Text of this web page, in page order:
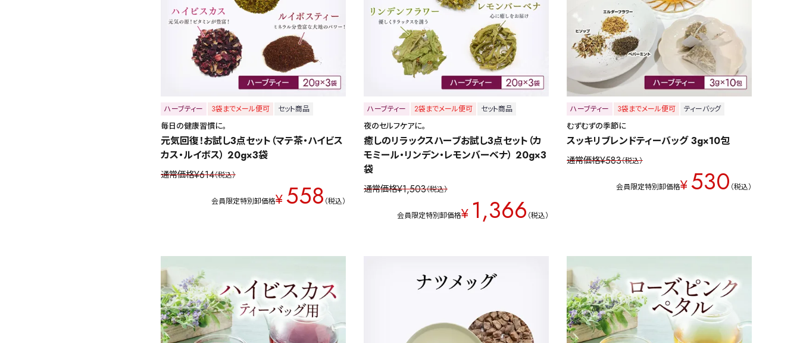
詳細検索
キーワードで探す
お試しルイボスカモミール
予算・価格で探す
〜 円
健康茶
容量を選択
50g 100g 500g 1000g
ハーブティー 3袋までメール便可 セット商品
毎日の健康習慣に。
元気回復！お試し3点セット（マテ茶・ハイビス
カス・ルイボス） 20g×3袋
通常価格¥614 税込
会員限定特別卸価格¥558 税込
ハーブティー 2袋までメール便可 セット商品
夜のセルフケアに。
癒しのリラックスハーブお試し3点セット（カ
モミール・リンデン・レモンバーベナ） 20g×3
袋
通常価格¥1,503 税込
会員限定特別卸価格¥ 1,366 税込
ハーブティー 3袋までメール便可 ティーバッグ
むずむずの季節に
スッキリブレンドティーバッグ 3g×10包
通常価格¥583 税込
会員限定特別卸価格¥530 税込